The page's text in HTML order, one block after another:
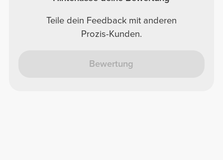
Teile dein Feedback mit anderen
Prozis-Kunden.
Bewertung